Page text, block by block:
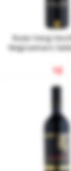
Rượu Vang
Negroamaro
1₫